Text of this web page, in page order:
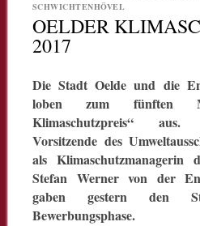
SCHWICHTENHÖVEL
OELDER
2017
Die Stadt Oelde und die
loben zum fünften
Klimaschutzpreis“
Vorsitzende des
als Klimaschutzmanagerin
Stefan Werner von der
gaben gestern den
Bewerbungsphase.